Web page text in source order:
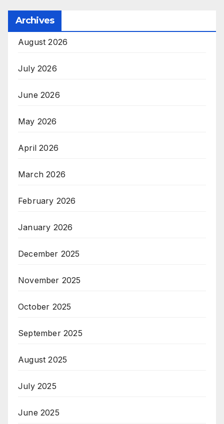
Archives
August 2026
July 2026
June 2026
May 2026
April 2026
March 2026
February 2026
January 2026
December 2025
November 2025
October 2025
September 2025
August 2025
July 2025
June 2025